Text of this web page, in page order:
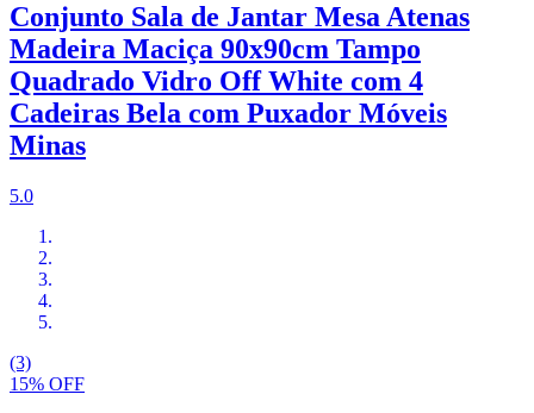
Conjunto Sala de Jantar Mesa Atenas
Madeira Maciça 90x90cm Tampo
Quadrado Vidro Off White com 4
Cadeiras Bela com Puxador Móveis
Minas
5.0
(3)
15% OFF